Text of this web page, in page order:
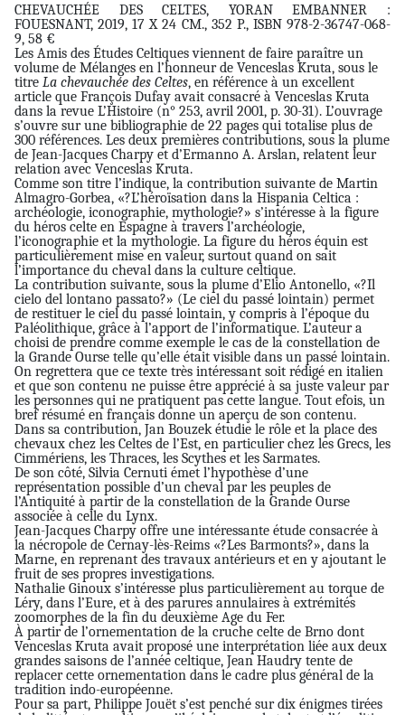
CHEVAUCHÉE DES CELTES, YORAN EMBANNER :
FOUESNANT, 2019, 17 X 24 CM., 352 P., ISBN 978-2-36747-068-
9, 58 €
Les Amis des Études Celtiques viennent de faire paraître un
volume de Mélanges en l’honneur de Venceslas Kruta, sous le
titre La chevauchée des Celtes, en référence à un excellent
article que François Dufay avait consacré à Venceslas Kruta
dans la revue L’Histoire (n° 253, avril 2001, p. 30-31). L’ouvrage
s’ouvre sur une bibliographie de 22 pages qui totalise plus de
300 références. Les deux premières contributions, sous la plume
de Jean-Jacques Charpy et d’Ermanno A. Arslan, relatent leur
relation avec Venceslas Kruta.
Comme son titre l’indique, la contribution suivante de Martin
Almagro-Gorbea, «?L’héroïsation dans la Hispania Celtica :
archéologie, iconographie, mythologie?» s’intéresse à la figure
du héros celte en Espagne à travers l’archéologie,
l’iconographie et la mythologie. La figure du héros équin est
particulièrement mise en valeur, surtout quand on sait
l’importance du cheval dans la culture celtique.
La contribution suivante, sous la plume d’Elio Antonello, «?Il
cielo del lontano passato?» (Le ciel du passé lointain) permet
de restituer le ciel du passé lointain, y compris à l’époque du
Paléolithique, grâce à l’apport de l’informatique. L’auteur a
choisi de prendre comme exemple le cas de la constellation de
la Grande Ourse telle qu’elle était visible dans un passé lointain.
On regrettera que ce texte très intéressant soit rédigé en italien
et que son contenu ne puisse être apprécié à sa juste valeur par
les personnes qui ne pratiquent pas cette langue. Tout efois, un
bref résumé en français donne un aperçu de son contenu.
Dans sa contribution, Jan Bouzek étudie le rôle et la place des
chevaux chez les Celtes de l’Est, en particulier chez les Grecs, les
Cimmériens, les Thraces, les Scythes et les Sarmates.
De son côté, Silvia Cernuti émet l’hypothèse d’une
représentation possible d’un cheval par les peuples de
l’Antiquité à partir de la constellation de la Grande Ourse
associée à celle du Lynx.
Jean-Jacques Charpy offre une intéressante étude consacrée à
la nécropole de Cernay-lès-Reims «?Les Barmonts?», dans la
Marne, en reprenant des travaux antérieurs et en y ajoutant le
fruit de ses propres investigations.
Nathalie Ginoux s’intéresse plus particulièrement au torque de
Léry, dans l’Eure, et à des parures annulaires à extrémités
zoomorphes de la fin du deuxième Age du Fer.
À partir de l’ornementation de la cruche celte de Brno dont
Venceslas Kruta avait proposé une interprétation liée aux deux
grandes saisons de l’année celtique, Jean Haudry tente de
replacer cette ornementation dans le cadre plus général de la
tradition indo-européenne.
Pour sa part, Philippe Jouët s’est penché sur dix énigmes tirées